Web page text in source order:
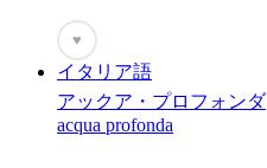
♥
イタリア語
アックア・プロフォンダ
acqua profonda